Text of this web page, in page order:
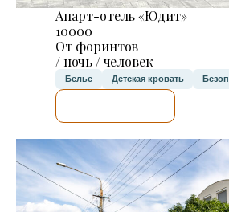
Апарт-отель «Юдит»
10000
От форинтов
/ ночь / человек
Белье Детская кровать